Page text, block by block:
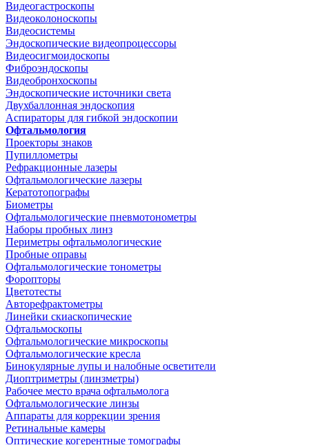
Видеогастроскопы
Видеоколоноскопы
Видеосистемы
Эндоскопические видеопроцессоры
Видеосигмоидоскопы
Фиброэндоскопы
Видеобронхоскопы
Эндоскопические источники света
Двухбаллонная эндоскопия
Аспираторы для гибкой эндоскопии
Офтальмология
Проекторы знаков
Пупиллометры
Рефракционные лазеры
Офтальмологические лазеры
Кератотопографы
Биометры
Офтальмологические пневмотонометры
Наборы пробных линз
Периметры офтальмологические
Пробные оправы
Офтальмологические тонометры
Форопторы
Цветотесты
Авторефрактометры
Линейки скиаскопические
Офтальмоскопы
Офтальмологические микроскопы
Офтальмологические кресла
Бинокулярные лупы и налобные осветители
Диоптриметры (линзметры)
Рабочее место врача офтальмолога
Офтальмологические линзы
Аппараты для коррекции зрения
Ретинальные камеры
Оптические когерентные томографы